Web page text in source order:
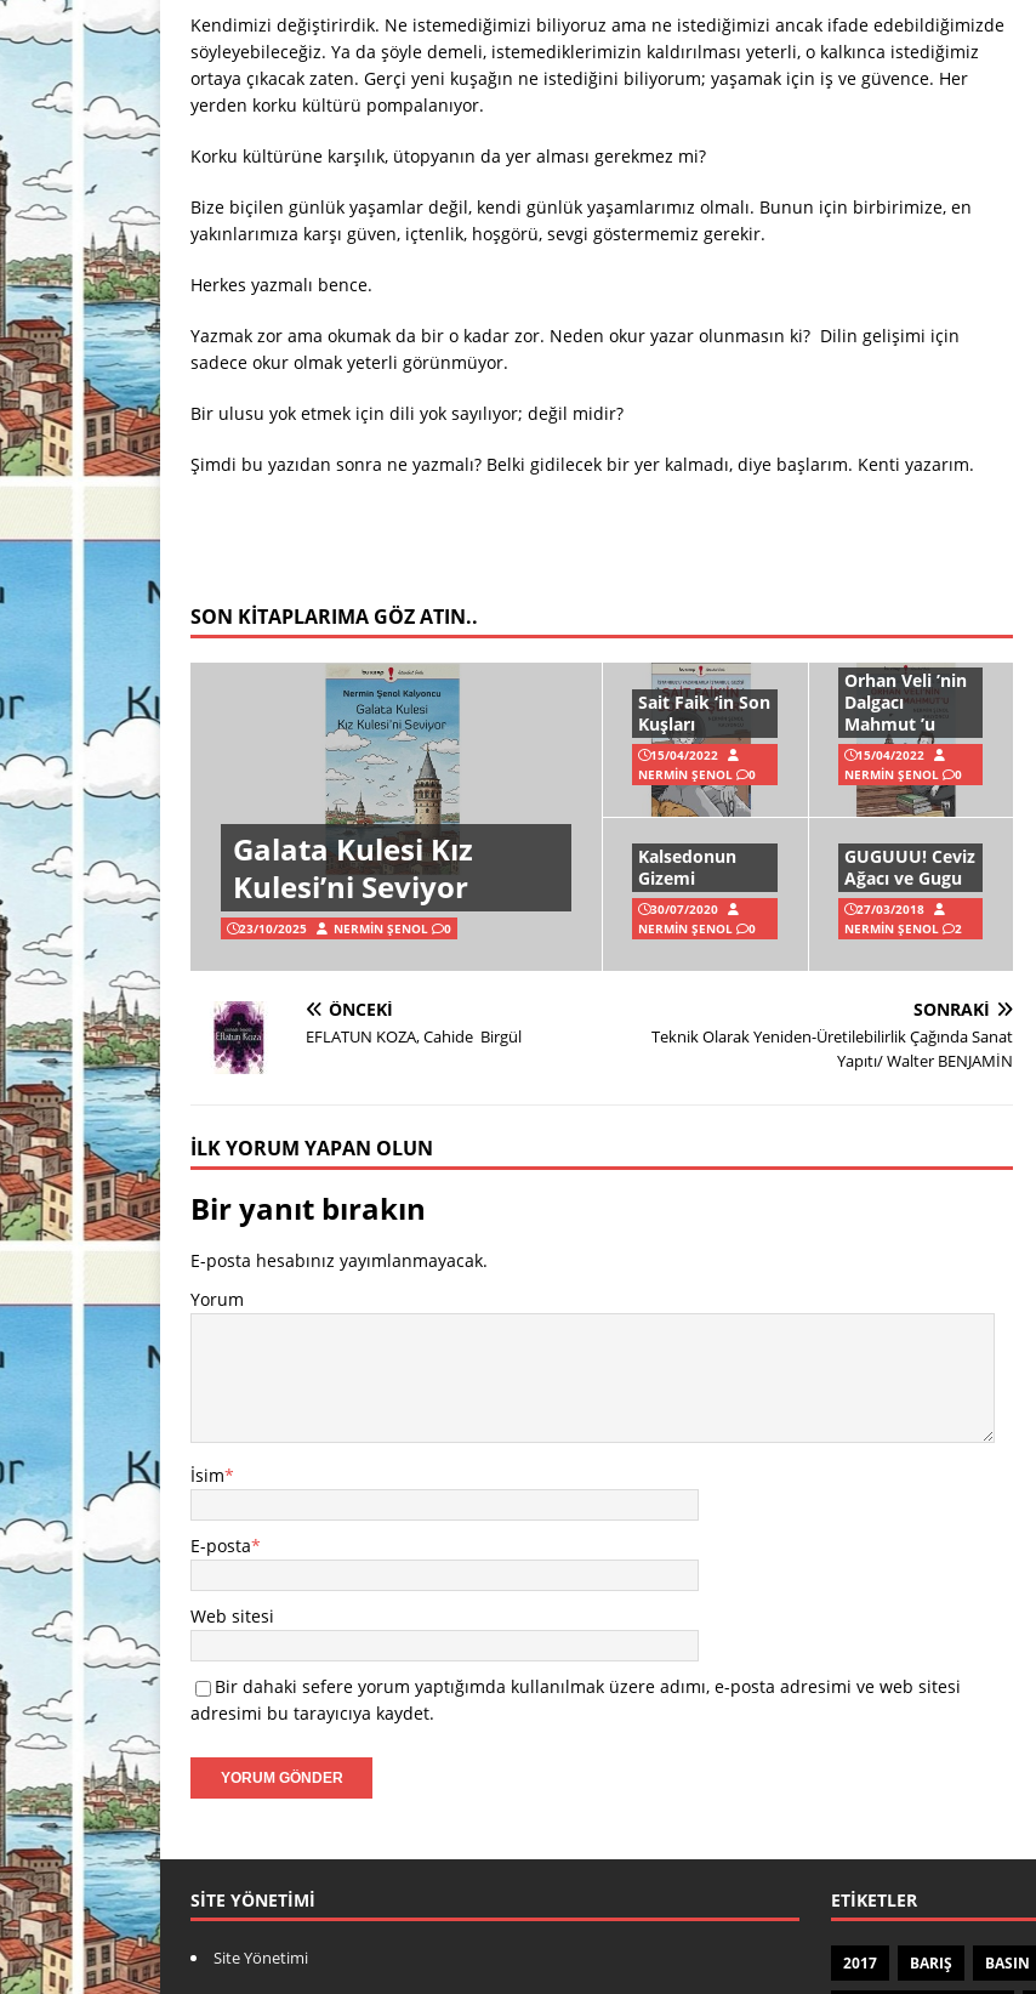
Kendimizi değiştirirdik. Ne istemediğimizi biliyoruz ama ne istediğimizi ancak ifade edebildiğimizde
söyleyebileceğiz. Ya da şöyle demeli, istemediklerimizin kaldırılması yeterli, o kalkınca istediğimiz
ortaya çıkacak zaten. Gerçi yeni kuşağın ne istediğini biliyorum; yaşamak için iş ve güvence. Her
yerden korku kültürü pompalanıyor.
Korku kültürüne karşılık, ütopyanın da yer alması gerekmez mi?
Bize biçilen günlük yaşamlar değil, kendi günlük yaşamlarımız olmalı. Bunun için birbirimize, en
yakınlarımıza karşı güven, içtenlik, hoşgörü, sevgi göstermemiz gerekir.
Herkes yazmalı bence.
Yazmak zor ama okumak da bir o kadar zor. Neden okur yazar olunmasın ki? Dilin gelişimi için
sadece okur olmak yeterli görünmüyor.
Bir ulusu yok etmek için dili yok sayılıyor; değil midir?
Şimdi bu yazıdan sonra ne yazmalı? Belki gidilecek bir yer kalmadı, diye başlarım. Kenti yazarım.
SON KITAPLARIMA GÖZ ATIN..
Galata Kulesi Kız
Kulesi’ni Seviyor
23/10/2025 NERMIN ŞENOL 0
Sait Faik ‘in Son
Kuşları
15/04/2022
NERMIN ŞENOL
0
Orhan Veli ’nin
Dalgacı
Mahmut ’u
15/04/2022
NERMIN ŞENOL
0
Kalsedonun
Gizemi
30/07/2020
NERMIN ŞENOL
0
GUGUUU! Ceviz
Ağacı ve Gugu
27/03/2018
NERMIN ŞENOL
2
ÖNCEKI
EFLATUN KOZA, Cahide Birgül
SONRAKI
Teknik Olarak Yeniden-Üretilebilirlik Çağında Sanat
Yapıtı/ Walter BENJAMİN
İLK YORUM YAPAN OLUN
Bir yanıt bırakın
E-posta hesabınız yayımlanmayacak.
Yorum
İsim*
E-posta*
Web sitesi
Bir dahaki sefere yorum yaptığımda kullanılmak üzere adımı, e-posta adresimi ve web sitesi
adresimi bu tarayıcıya kaydet.
SITE YÖNETIMI
Site Yönetimi
ETIKETLER
2017 BARIŞ BASIN